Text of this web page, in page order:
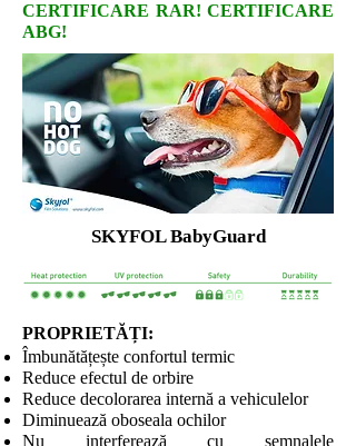
CERTIFICARE RAR! CERTIFICARE
ABG!
SKYFOL BabyGuard
PROPRIETĂȚI:
Îmbunătățește confortul termic
Reduce efectul de orbire
Reduce decolorarea internă a vehiculelor
Diminuează oboseala ochilor
Nu interferează cu semnalele